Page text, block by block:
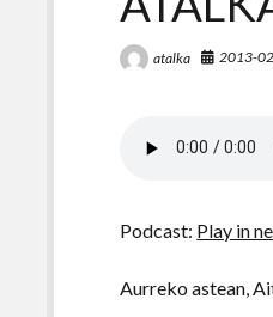
atalka 2013-
Podcast: Play in
Aurreko astean,